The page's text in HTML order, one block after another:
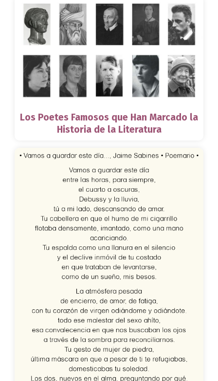
Los Poetes Famosos que Han Marcado la
Historia de la Literatura